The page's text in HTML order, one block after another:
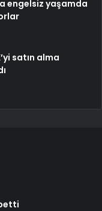
engelsiz yaşamda
satın alma